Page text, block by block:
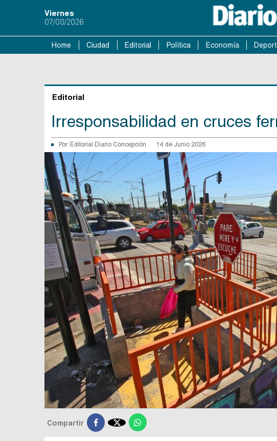
Viernes
07/08/2026
Home Ciudad Editorial Política Economía
Editorial
Irresponsabilidad en cruces
Por: Editorial Diario Concepción 14 de Junio 2026
Compartir 